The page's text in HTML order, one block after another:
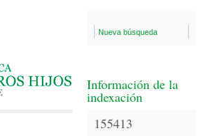
Nueva búsqueda
Información de la
indexación
155413